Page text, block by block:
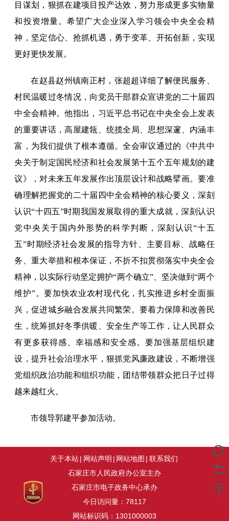
目谋划，狠抓在建项目投产达效，努力形成更多实物量
和投资增量。希望广大企业深入学习领会中央全会精
神，坚定信心、抢抓机遇，勇于变革、开拓创新，实现
更好更快发展。
在赵县赵州镇南正村，张超超详细了解便民服务、
村民温暖过冬情况，向党员干部群众宣讲党的二十届四
中全会精神。他指出，习近平总书记在中央全会上发表
的重要讲话，高屋建瓴、统揽全局、思想深邃、内涵丰
富，为我们提供了根本遵循。全会审议通过的《中共中
央关于制定国民经济和社会发展第十五个五年规划的建
议》，对未来五年发展作出顶层设计和战略擘画。要准
确理解把握党的二十届四中全会精神的核心要义，深刻
认识“十四五”时期我国发展取得的重大成就，深刻认识
党中央关于国内外形势的科学判断，深刻认识“十五
五”时期经济社会发展的指导方针、主要目标、战略任
务、重大举措和根本保证，不折不扣贯彻落实中央全会
精神，以实际行动坚定拥护“两个确立”、坚决做到“两个
维护”。要加快农业农村现代化，扎实推进乡村全面振
兴，促进城乡融合发展共同繁荣。要着力保障和改善民
生，统筹抓好冬季供暖、安全生产等工作，让人民群众
有更多获得感、幸福感和安全感。要加强基层组织建
设，提升社会治理水平，狠抓党风廉政建设，不断增强
党组织政治功能和组织功能，团结带领群众把日子过得
越来越红火。
市领导郭建平参加活动。
关于本站| 网站声明 | 网站地图 | 联系我们
石家庄市人民政府办公室主办
石家庄市电子政务中心承办
今日访问量： 78117
网站标识码：1301000003